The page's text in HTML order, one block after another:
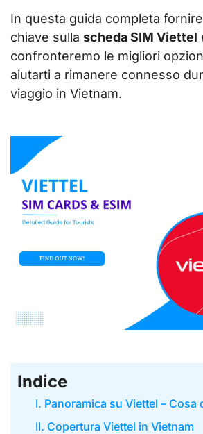
In questa guida completa
chiave sulla scheda SIM Viettel
confronteremo le migliori
aiutarti a rimanere connesso
viaggio in Vietnam.
Indice
I. Panoramica su Viettel – Cosa
II. Copertura Viettel in Vietnam